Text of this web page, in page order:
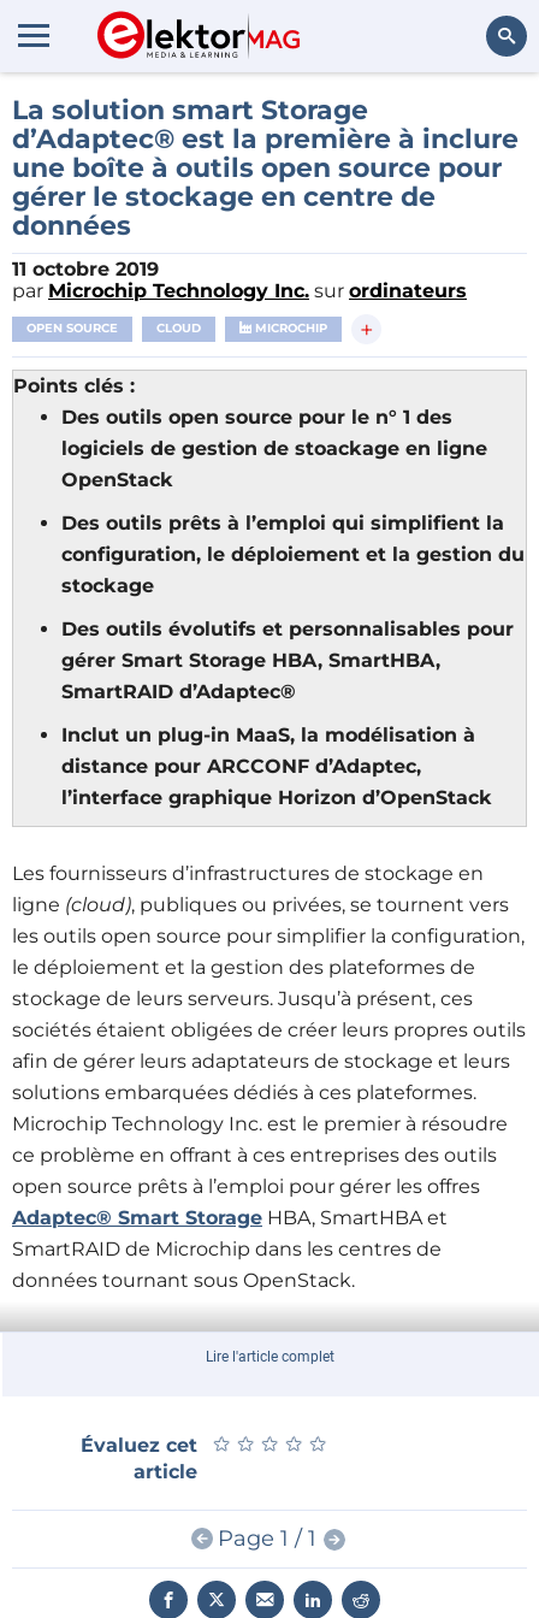
La solution smart Storage
d’Adaptec® est la première à inclure
une boîte à outils open source pour
gérer le stockage en centre de
données
11 octobre 2019
par Microchip Technology Inc. sur ordinateurs
OPEN SOURCE CLOUD MICROCHIP +
Points clés :
Des outils open source pour le n° 1 des
logiciels de gestion de stoackage en ligne
OpenStack
Des outils prêts à l’emploi qui simplifient la
configuration, le déploiement et la gestion du
stockage
Des outils évolutifs et personnalisables pour
gérer Smart Storage HBA, SmartHBA,
SmartRAID d’Adaptec®
Inclut un plug-in MaaS, la modélisation à
distance pour ARCCONF d’Adaptec,
l’interface graphique Horizon d’OpenStack
Les fournisseurs d’infrastructures de stockage en
ligne (cloud), publiques ou privées, se tournent vers
les outils open source pour simplifier la configuration,
le déploiement et la gestion des plateformes de
stockage de leurs serveurs. Jusqu’à présent, ces
sociétés étaient obligées de créer leurs propres outils
afin de gérer leurs adaptateurs de stockage et leurs
solutions embarquées dédiés à ces plateformes.
Microchip Technology Inc. est le premier à résoudre
ce problème en offrant à ces entreprises des outils
open source prêts à l’emploi pour gérer les offres
Adaptec® Smart Storage HBA, SmartHBA et
SmartRAID de Microchip dans les centres de
données tournant sous OpenStack.
quand ils doivent connecter des ressources de
stockage à sa gamme de solutions de contrôleur de
tournant sous le logiciel OpenStack. Les outils
Adaptec Smart Storage, pré-qualifiés et testés au
préalable, étant évolutifs et personnalisables,
Lire l'article complet
Évaluez cet
article
★ ★ ★ ★ ★
★ ★ ★ ★ ★
Page 1 / 1